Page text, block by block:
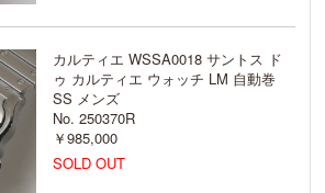
カルティエ WSSA0018 サントス ド
ゥ カルティエ ウォッチ LM 自動巻
SS メンズ
No. 250370R
￥985,000
SOLD OUT